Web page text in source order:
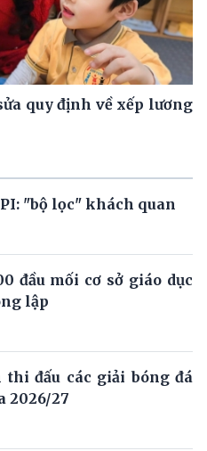
quy định về xếp lương
"bộ lọc" khách quan
đầu mối cơ sở giáo dục
lập
thi đấu các giải bóng đá
2026/27